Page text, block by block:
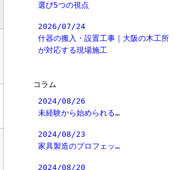
選び5つの視点
2026/07/24
什器の搬入・設置工事｜大阪の木工所
が対応する現場施工
コラム
2024/08/26
未経験から始められる…
2024/08/23
家具製造のプロフェッ…
2024/08/20